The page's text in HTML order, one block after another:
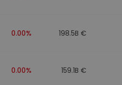
0.00% 198.5B €
0.00% 159.1B €